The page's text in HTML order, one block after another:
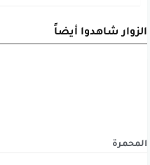
الزوار شاهدوا أيضاً
المحمرة